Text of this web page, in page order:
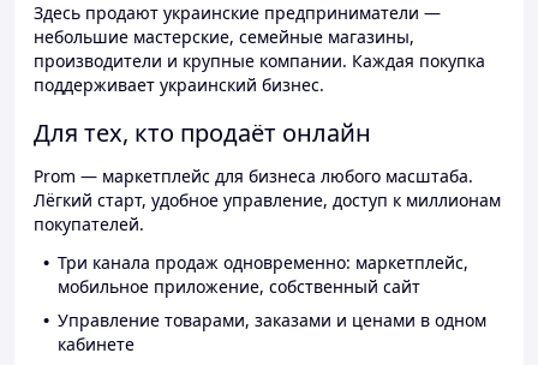
Здесь продают украинские предприниматели —
небольшие мастерские, семейные магазины,
производители и крупные компании. Каждая покупка
поддерживает украинский бизнес.
Для тех, кто продаёт онлайн
Prom — маркетплейс для бизнеса любого масштаба.
Лёгкий старт, удобное управление, доступ к миллионам
покупателей.
Три канала продаж одновременно: маркетплейс,
мобильное приложение, собственный сайт
Управление товарами, заказами и ценами в одном
кабинете